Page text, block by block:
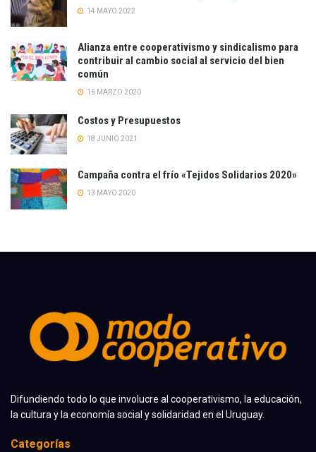
14 MAYO 2022
Alianza entre cooperativismo y sindicalismo para
contribuir al cambio social al servicio del bien
común
16 MARZO 2020
Costos y Presupuestos
18 JUNIO 2021
Campaña contra el frío «Tejidos Solidarios 2020»
13 MAYO 2020
Difundiendo todo lo que involucre al cooperativismo, la educación,
la cultura y la economía social y solidaridad en el Uruguay.
Categorías